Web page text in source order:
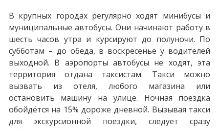
В крупных городах регулярно ходят минибусы и
муниципальные автобусы. Они начинают работу в
шесть часов утра и курсируют до полуночи. По
субботам – до обеда, в воскресенье у водителей
выходной. В аэропорты автобусы не ходят, эта
территория отдана таксистам. Такси можно
вызвать из отеля, любого магазина или
остановить машину на улице. Ночная поездка
обойдётся на 15% дороже дневной. Вызывая такси
для экскурсионной поездки, следует сразу